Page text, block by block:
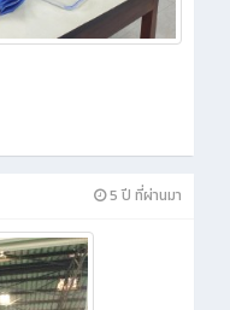
5 ปี ที่ผ่านมา